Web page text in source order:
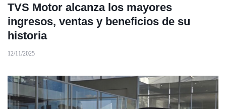
TVS Motor alcanza los mayores
ingresos, ventas y beneficios de su
historia
12/11/2025